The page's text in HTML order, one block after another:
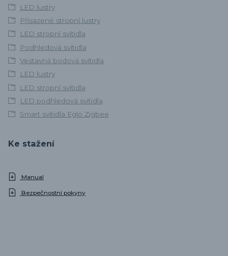
LED lustry
Přisazené stropní lustry
LED stropní svítidla
Podhledová svítidla
Vestavná bodová svítidla
LED lustry
LED stropní svítidla
LED podhledová svítidla
Smart svítidla Eglo Zigbee
Ke stažení
Manual
Bezpečnostní pokyny